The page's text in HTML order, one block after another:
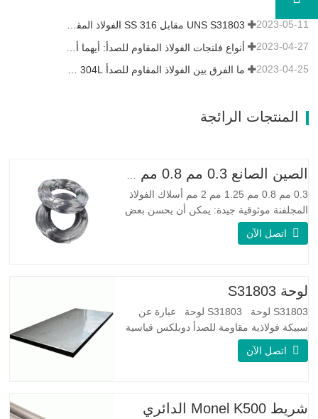
UNS S31803 مقابل SS 316 الفولاذ المقاوم للصدأ - ما هو الفرق 2023-05-11
2023-04-27
2023-04-25
المنتجات الرائجة
0.3 مم 0.8 مم 1.25 مم 2 مم أسلاك الفولاذ
المجلفنة موثوقية جيدة: يمكن أن يحسن بعض
العقد والنتوءات والصدأ على الأسلاك الفولاذية
مرونة جيدة: صلابة الفولاذ المجلفن جيدة جدًا،
اتصل الآن
لوحة S31803
S31803 لوحة S31803 لوحة عبارة عن
سبيكة فولاذية مقاومة للصدأ دوبلكس قياسية
على الوجهين. لديها بنية مجهرية من
مقاومة التآكل الجيدة. تكون قيم PREN أعلى
اتصل الآن
شريط Monel K500 الدائري